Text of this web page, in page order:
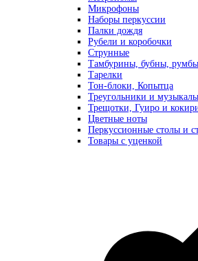
Микрофоны
Наборы перкуссии
Палки дождя
Рубели и коробочки
Струнные
Тамбурины, бубны, румбы
Тарелки
Тон-блоки, Копытца
Треугольники и
Трещотки, Гуиро и
Цветные ноты
Перкуссионные столы и
Товары с уценкой